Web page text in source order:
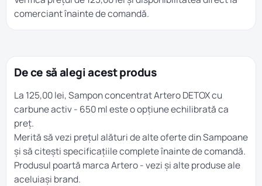
comerciant înainte de comandă.
De ce să alegi acest produs
La 125,00 lei, Sampon concentrat Artero DETOX cu
carbune activ - 650 ml este o opțiune echilibrată ca
preț.
Merită să vezi prețul alături de alte oferte dinSampoane
și să citești specificațiile complete înainte de comandă.
Produsul poartă marcaArtero- vezi și alte produse ale
aceluiași brand.